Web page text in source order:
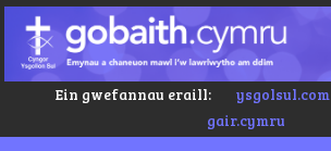
Ein gwefannau eraill: ysgolsul.com
gair.cymru